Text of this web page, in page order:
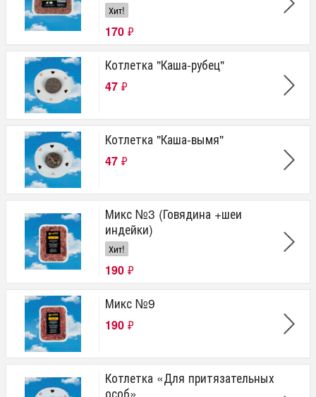
Хит!
170 ₽
Котлетка "Каша-рубец"
47 ₽
Котлетка "Каша-вымя"
47 ₽
Микс №3 (Говядина +шеи
индейки)
Хит!
190 ₽
Микс №9
190 ₽
Котлетка «Для притязательных
особ»